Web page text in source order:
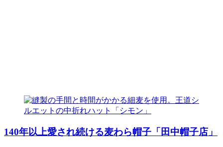
140年以上愛され続ける麦わら帽子「田中帽子店」